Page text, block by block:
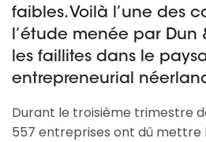
faibles. Voilà l’une des
l’étude menée par Dun
les faillites dans le
entrepreneurial
Durant le troisième trimestre
557 entreprises ont dû mettre